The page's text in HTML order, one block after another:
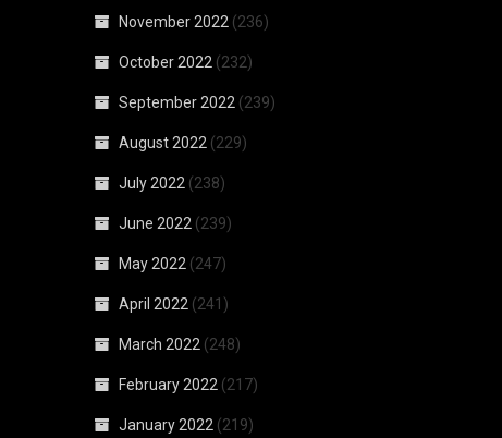
November 2022 (236)
October 2022 (232)
September 2022 (239)
August 2022 (229)
July 2022 (238)
June 2022 (239)
May 2022 (247)
April 2022 (241)
March 2022 (248)
February 2022 (217)
January 2022 (219)